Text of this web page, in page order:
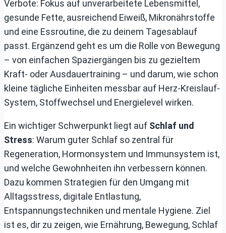
Verbote: Fokus auf unverarbeitete Lebensmittel,
gesunde Fette, ausreichend Eiweiß, Mikronährstoffe
und eine Essroutine, die zu deinem Tagesablauf
passt. Ergänzend geht es um die Rolle von Bewegung
– von einfachen Spaziergängen bis zu gezieltem
Kraft- oder Ausdauertraining – und darum, wie schon
kleine tägliche Einheiten messbar auf Herz-Kreislauf-
System, Stoffwechsel und Energielevel wirken.
Ein wichtiger Schwerpunkt liegt auf Schlaf und
Stress: Warum guter Schlaf so zentral für
Regeneration, Hormonsystem und Immunsystem ist,
und welche Gewohnheiten ihn verbessern können.
Dazu kommen Strategien für den Umgang mit
Alltagsstress, digitale Entlastung,
Entspannungstechniken und mentale Hygiene. Ziel
ist es, dir zu zeigen, wie Ernährung, Bewegung, Schlaf